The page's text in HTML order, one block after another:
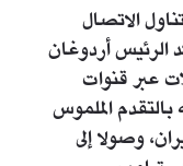
الاتصال
الرئيس أردوغان
عبر قنوات
الملموس
وصولا إلى